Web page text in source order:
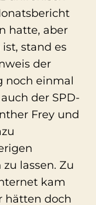
hatte, aber
stand es
der
noch einmal
der SPD-
Frey und
lassen. Zu
kam
hätten doch